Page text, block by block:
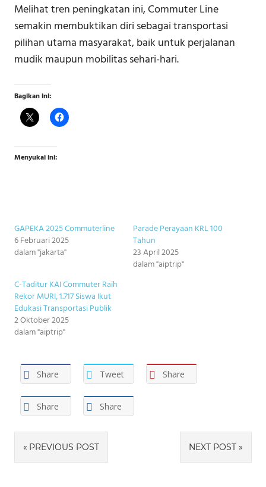
Melihat tren peningkatan ini, Commuter Line
semakin membuktikan diri sebagai transportasi
pilihan utama masyarakat, baik untuk perjalanan
mudik maupun mobilitas sehari-hari.
Bagikan ini:
Menyukai ini:
GAPEKA 2025 Commuterline
6 Februari 2025
dalam "jakarta"
Parade Perayaan KRL 100
Tahun
23 April 2025
dalam "aiptrip"
C-Taditur KAI Commuter Raih
Rekor MURI, 1.717 Siswa Ikut
Edukasi Transportasi Publik
2 Oktober 2025
dalam "aiptrip"
Share Tweet Share
Share Share
Navigasi
pos
PREVIOUS POST NEXT POST